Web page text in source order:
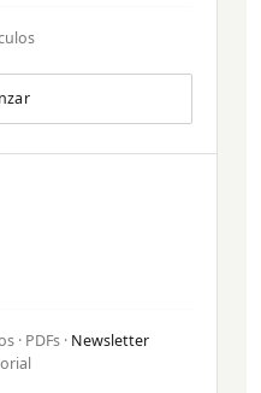
· PDFs · Newsletter